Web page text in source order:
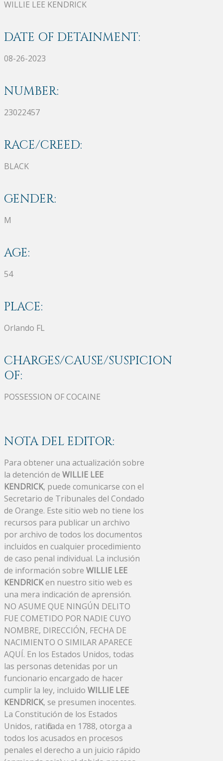
WILLIE LEE KENDRICK
DATE OF DETAINMENT:
08-26-2023
NUMBER:
23022457
RACE/CREED:
BLACK
GENDER:
M
AGE:
54
PLACE:
Orlando FL
CHARGES/CAUSE/SUSPICION
OF:
POSSESSION OF COCAINE
NOTA DEL EDITOR:
Para obtener una actualización sobre
la detención de WILLIE LEE
KENDRICK, puede comunicarse con el
Secretario de Tribunales del Condado
de Orange. Este sitio web no tiene los
recursos para publicar un archivo
por archivo de todos los documentos
incluidos en cualquier procedimiento
de caso penal individual. La inclusión
de información sobre WILLIE LEE
KENDRICKen nuestro sitio web es
una mera indicación de aprensión.
NO ASUME QUE NINGÚN DELITO
FUE COMETIDO POR NADIE CUYO
NOMBRE, DIRECCIÓN, FECHA DE
NACIMIENTO O SIMILAR APARECE
AQUÍ. En los Estados Unidos, todas
las personas detenidas por un
funcionario encargado de hacer
cumplir la ley, incluido WILLIE LEE
KENDRICK, se presumen inocentes.
La Constitución de los Estados
Unidos, ratificada en 1788, otorga a
todos los acusados ​​en procesos
penales el derecho a un juicio rápido